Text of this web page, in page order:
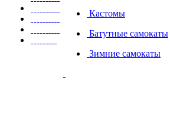
Кастомы
Батутные самокаты
Зимние самокаты